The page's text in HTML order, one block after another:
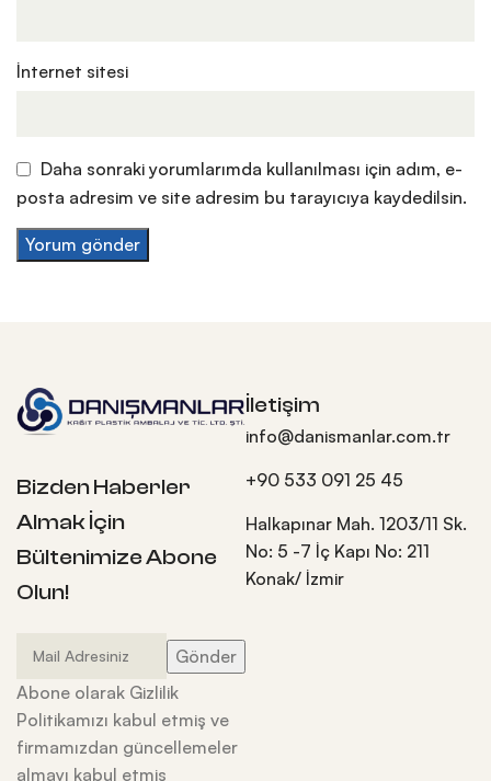
İnternet sitesi
Daha sonraki yorumlarımda kullanılması için adım, e-
posta adresim ve site adresim bu tarayıcıya kaydedilsin.
Bizden Haberler
Almak İçin
Bültenimize Abone
Olun!
Abone olarak Gizlilik
Politikamızı kabul etmiş ve
firmamızdan güncellemeler
almayı kabul etmiş
İletişim
info@danismanlar.com.tr
+90 533 091 25 45
Halkapınar Mah. 1203/11 Sk.
No: 5 -7 İç Kapı No: 211
Konak/ İzmir